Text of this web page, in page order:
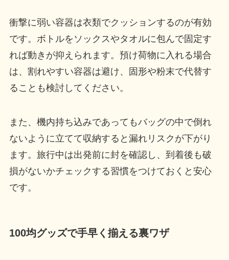
衝撃に弱い容器は衣類でクッションするのが有効
です。ボトルをソックスやタオルに包んで固定す
れば動きが抑えられます。預け荷物に入れる場合
は、割れやすい容器は避け、固形や粉末で代替す
ることも検討してください。
また、機内持ち込みであってもバッグの中で倒れ
ないように立てて収納すると漏れリスクが下がり
ます。旅行中は出発前に封を確認し、到着後も破
損がないかチェックする習慣をつけておくと安心
です。
100均グッズで手早く揃える裏ワザ